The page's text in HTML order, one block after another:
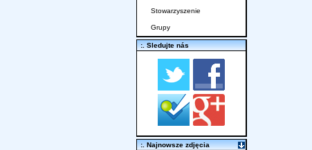
Stowarzyszenie
Grupy
:. Sledujte nás
:. Najnowsze zdjęcia